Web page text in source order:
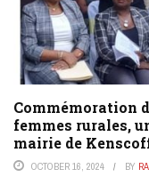
Commémoration
femmes rurales,
mairie de
OCTOBER 16, 2024 BY